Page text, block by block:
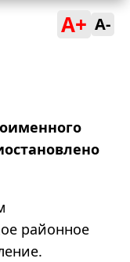
A+ A-
районное